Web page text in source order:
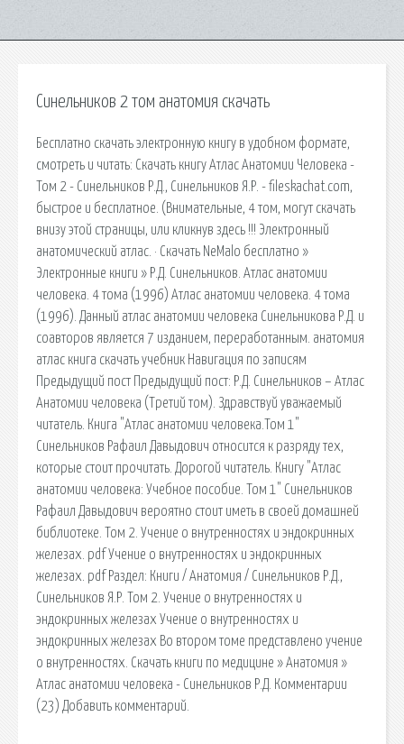
Синельников 2 том анатомия скачать
Бесплатно скачать электронную книгу в удобном формате,
смотреть и читать: Скачать книгу Атлас Анатомии Человека -
Том 2 - Синельников Р.Д., Синельников Я.Р. - fileskachat.com,
быстрое и бесплатное. (Внимательные, 4 том, могут скачать
внизу этой страницы, или кликнув здесь !!! Электронный
анатомический атлас. · Скачать NeMalo бесплатно »
Электронные книги » Р.Д. Синельников. Атлас анатомии
человека. 4 тома (1996) Атлас анатомии человека. 4 тома
(1996). Данный атлас анатомии человека Синельникова Р.Д. и
соавторов является 7 изданием, переработанным. анатомия
атлас книга скачать учебник Навигация по записям
Предыдущий пост Предыдущий пост: Р.Д. Синельников – Атлас
Анатомии человека (Третий том). Здравствуй уважаемый
читатель. Книга "Атлас анатомии человека.Том 1"
Синельников Рафаил Давыдович относится к разряду тех,
которые стоит прочитать. Дорогой читатель. Книгу "Атлас
анатомии человека: Учебное пособие. Том 1" Синельников
Рафаил Давыдович вероятно стоит иметь в своей домашней
библиотеке. Том 2. Учение о внутренностях и эндокринных
железах. pdf Учение о внутренностях и эндокринных
железах. pdf Раздел: Книги / Анатомия / Синельников Р.Д.,
Синельников Я.Р. Том 2. Учение о внутренностях и
эндокринных железах Учение о внутренностях и
эндокринных железах Во втором томе представлено учение
о внутренностях. Скачать книги по медицине » Анатомия »
Атлас анатомии человека - Синельников Р.Д. Комментарии
(23) Добавить комментарий.